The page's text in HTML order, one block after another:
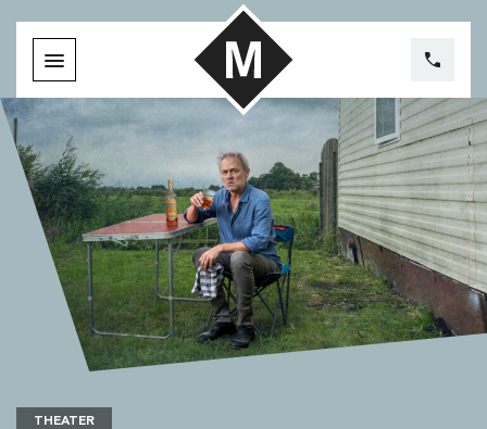
THEATER